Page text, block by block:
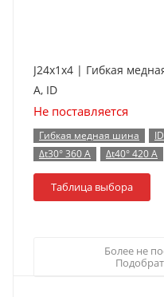
J24x1x4 | Гибкая
А, ID
Не поставляется
Гибкая медная шина ID
Δt30° 360 А
Δt40° 420 А
Таблица выбора
Более не